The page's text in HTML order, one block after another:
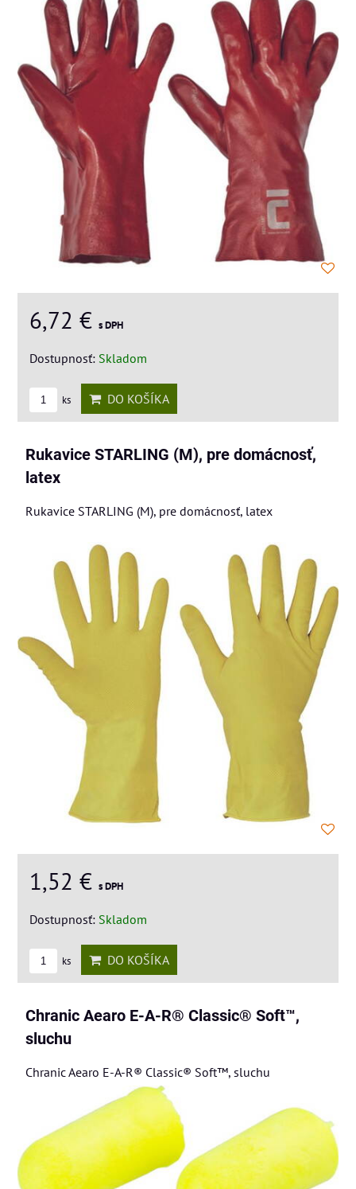
6,72 € s DPH
Dostupnosť: Skladom
ks DO KOŠÍKA
Rukavice STARLING (M), pre domácnosť,
latex
Rukavice STARLING (M), pre domácnosť, latex
1,52 € s DPH
Dostupnosť: Skladom
ks DO KOŠÍKA
Chranic Aearo E-A-R® Classic® Soft™,
sluchu
Chranic Aearo E-A-R® Classic® Soft™, sluchu